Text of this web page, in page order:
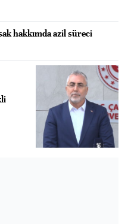
hakkımda azil süreci